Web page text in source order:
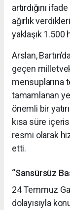
artırdığını
ağırlık
yaklaşık
Arslan,
geçen
mensuplarına
tamamlanan
önemli bir
kısa süre
resmi olarak
etti.
“Sansürsüz
24 Temmuz
dolayısıyla